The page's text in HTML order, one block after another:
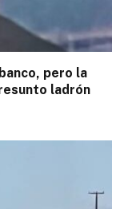
pero la
ladrón